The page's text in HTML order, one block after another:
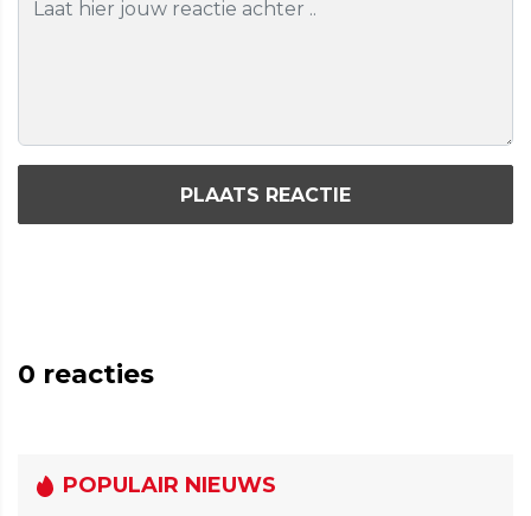
PLAATS REACTIE
0 reacties
POPULAIR NIEUWS